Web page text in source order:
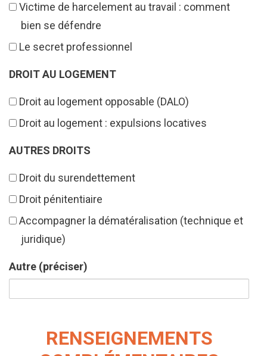
Victime de harcelement au travail : comment
bien se défendre
Le secret professionnel
DROIT AU LOGEMENT
Droit au logement opposable (DALO)
Droit au logement : expulsions locatives
AUTRES DROITS
Droit du surendettement
Droit pénitentiaire
Accompagner la dématéralisation (technique et
juridique)
Autre (préciser)
RENSEIGNEMENTS